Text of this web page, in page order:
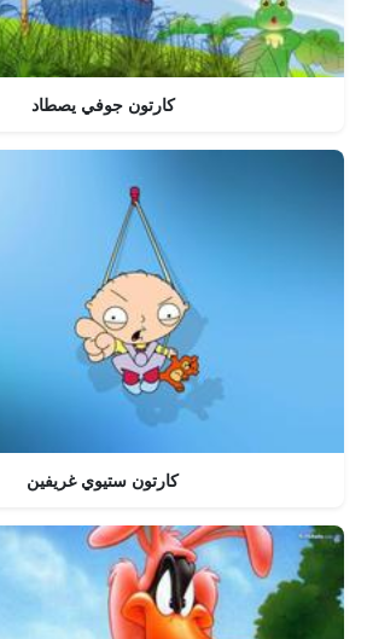
كارتون جوفي يصطاد
كارتون ستيوي غريفين